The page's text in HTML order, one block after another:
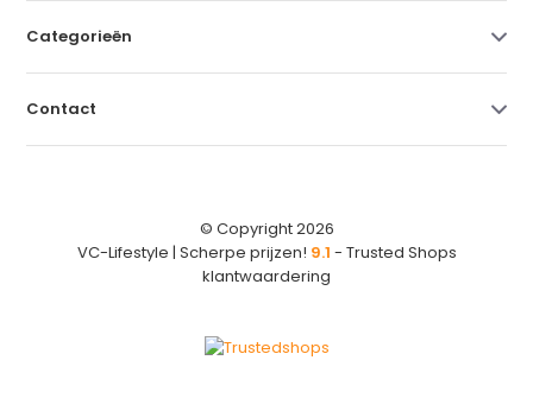
Categorieën
Contact
© Copyright 2026
VC-Lifestyle | Scherpe prijzen! 9.1 - Trusted Shops
klantwaardering